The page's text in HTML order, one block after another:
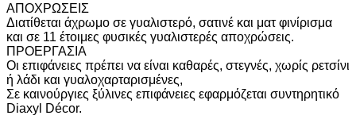
ΑΠΟΧΡΩΣΕΙΣ
Διατίθεται άχρωμο σε γυαλιστερό, σατινέ και ματ φινίρισμα
και σε 11 έτοιμες φυσικές γυαλιστερές αποχρώσεις.
ΠΡΟΕΡΓΑΣΙΑ
Οι επιφάνειες πρέπει να είναι καθαρές, στεγνές, χωρίς ρετσίνι
ή λάδι και γυαλοχαρταρισμένες,
Σε καινούργιες ξύλινες επιφάνειες εφαρμόζεται συντηρητικό
Diaxyl Décor.